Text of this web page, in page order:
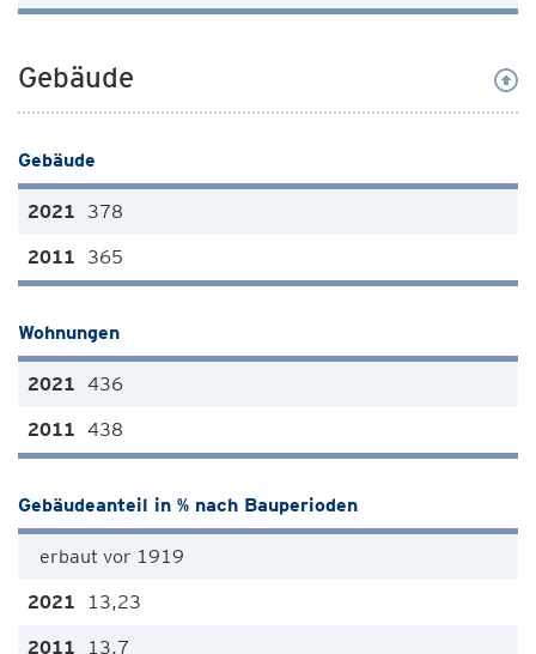
Gebäude
Gebäude
378
365
Wohnungen
436
438
Gebäudeanteil in % nach Bauperioden
erbaut vor 1919
13,23
13,7